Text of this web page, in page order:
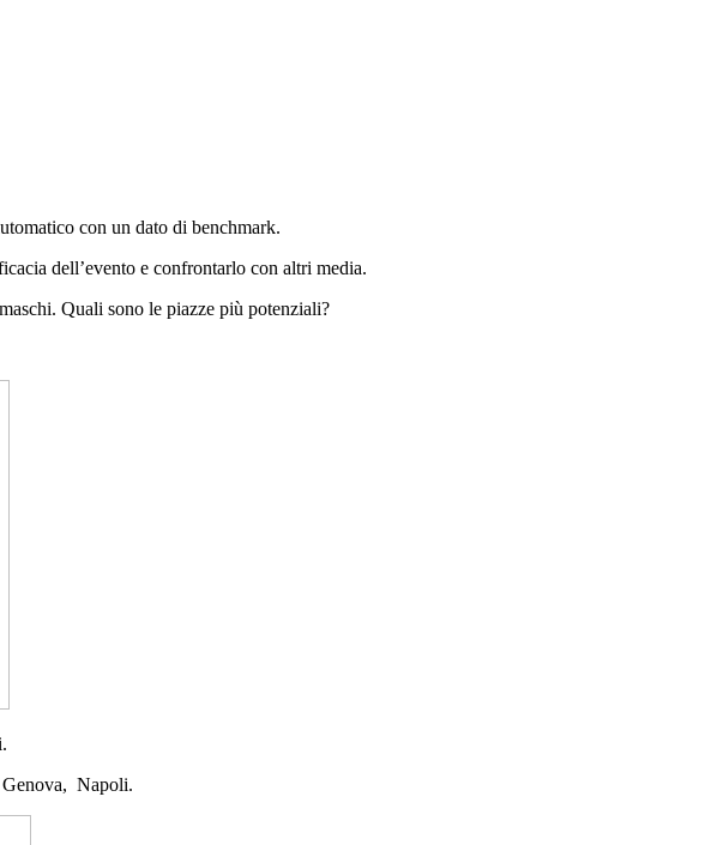
con un dato di benchmark.
dell’evento e confrontarlo con altri media.
Quali sono le piazze più potenziali?
Genova, Napoli.